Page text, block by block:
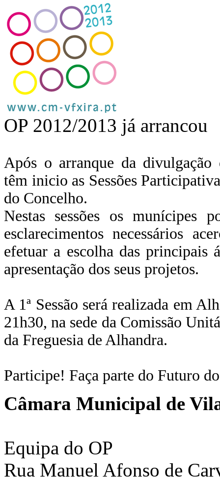
OP 2012/2013 já arrancou
Após o arranque da
têm inicio as Sessões
do Concelho.
Nestas sessões os munícipes
esclarecimentos necessários
efetuar a escolha das principais
apresentação dos seus projetos.
A 1ª Sessão será realizada em
21h30, na sede da Comissão
da Freguesia de Alhandra.
Participe! Faça parte do Futuro
Câmara Municipal de
Equipa do OP
Rua Manuel Afonso de